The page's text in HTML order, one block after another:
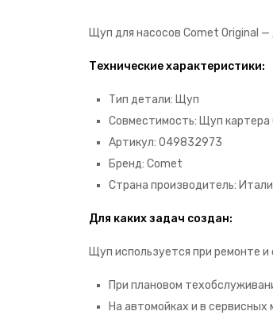
Щуп для насосов Comet Original
Технические характеристики:
Тип детали: Щуп
Совместимость: Щуп
Артикул: 049832973
Бренд: Comet
Страна производитель:
Для каких задач создан:
Щуп используется при ремонте
При плановом
На автомойках и в